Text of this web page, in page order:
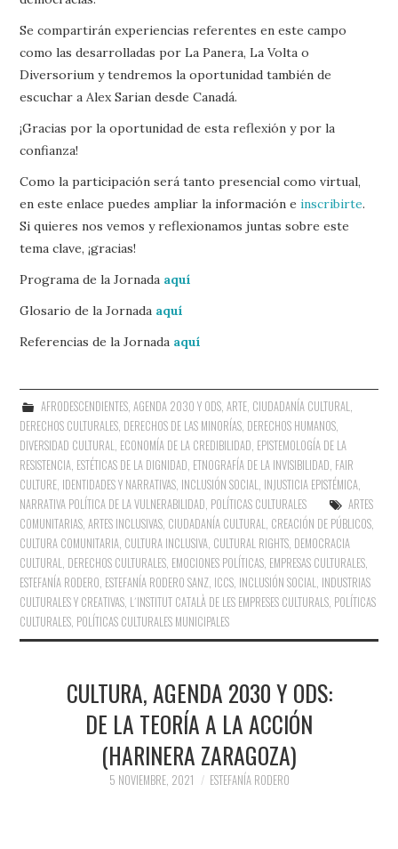
Se compartirán experiencias referentes en este campo
como las desarrolladas por La Panera, La Volta o
Diversorium y tendremos la oportunidad también de
escuchar a Alex Sarian desde Canadá.
¡Gracias por la oportunidad de esta reflexión y por la
confianza!
Como la participación será tanto presencial como virtual,
en este enlace puedes ampliar la información einscribirte.
Si quieres nos vemos y reflexionamos juntas sobre este
tema clave, ¡gracias!
Programa de la Jornada aquí
Glosario de la Jornada aquí
Referencias de la Jornada aquí
AFRODESCENDIENTES, AGENDA 2030 Y ODS, ARTE, CIUDADANÍA CULTURAL
DERECHOS CULTURALES DERECHOS DE LAS MINORÍAS DERECHOS HUMANOS
DIVERSIDAD CULTURAL ECONOMÍA DE LA CREDIBILIDAD EPISTEMOLOGÍA DE LA
RESISTENCIA ESTÉTICAS DE LA DIGNIDAD ETNOGRAFÍA DE LA INVISIBILIDAD FAIR
CULTURE IDENTIDADES Y NARRATIVAS INCLUSIÓN SOCIAL INJUSTICIA EPISTÉMICA
NARRATIVA POLÍTICA DE LA VULNERABILIDAD POLÍTICAS CULTURALES
ARTES
COMUNITARIAS ,ARTES INCLUSIVAS CIUDADANÍA CULTURAL CREACIÓN DE PÚBLICOS
CULTURA COMUNITARIA CULTURA INCLUSIVA CULTURAL RIGHTS DEMOCRACIA
CULTURAL DERECHOS CULTURALES EMOCIONES POLÍTICAS EMPRESAS CULTURALES
ESTEFANÍA RODERO ESTEFANÍA RODERO SANZ ICCS INCLUSIÓN SOCIAL INDUSTRIAS
CULTURALES Y CREATIVAS L´INSTITUT CATALÀ DE LES EMPRESES CULTURALS POLÍTICAS
CULTURALES POLÍTICAS CULTURALES MUNICIPALES
CULTURA, AGENDA 2030 Y ODS:
DE LA TEORÍA A LA ACCIÓN
(HARINERA ZARAGOZA)
5 NOVIEMBRE, 2021 ESTEFANÍA RODERO